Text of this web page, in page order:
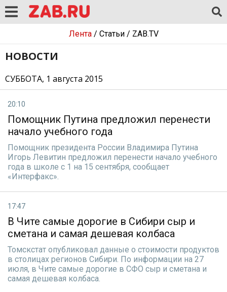
Лента/ Статьи/ ZAB.TV
НОВОСТИ
СУББОТА, 1 августа 2015
20:10
Помощник Путина предложил перенести
начало учебного года
Помощник президента России Владимира Путина
Игорь Левитин предложил перенести начало учебного
года в школе с 1 на 15 сентября, сообщает
«Интерфакс».
17:47
В Чите самые дорогие в Сибири сыр и
сметана и самая дешевая колбаса
Томскстат опубликовал данные о стоимости продуктов
в столицах регионов Сибири. По информации на 27
июля, в Чите самые дорогие в СФО сыр и сметана и
самая дешевая колбаса.